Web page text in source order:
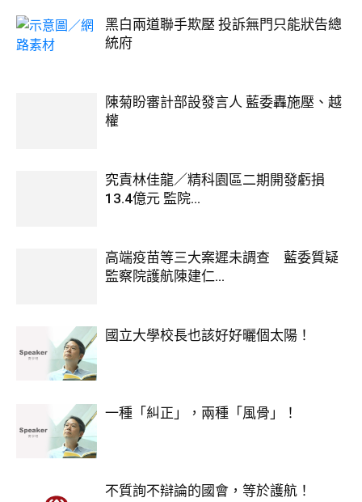
黑白兩道聯手欺壓 投訴無門只能狀告總
統府
陳菊盼審計部設發言人 藍委轟施壓、越
權
究責林佳龍／精科園區二期開發虧損
13.4億元 監院...
高端疫苗等三大案遲未調查 藍委質疑
監察院護航陳建仁...
國立大學校長也該好好曬個太陽！
一種「糾正」，兩種「風骨」！
不質詢不辯論的國會，等於護航！